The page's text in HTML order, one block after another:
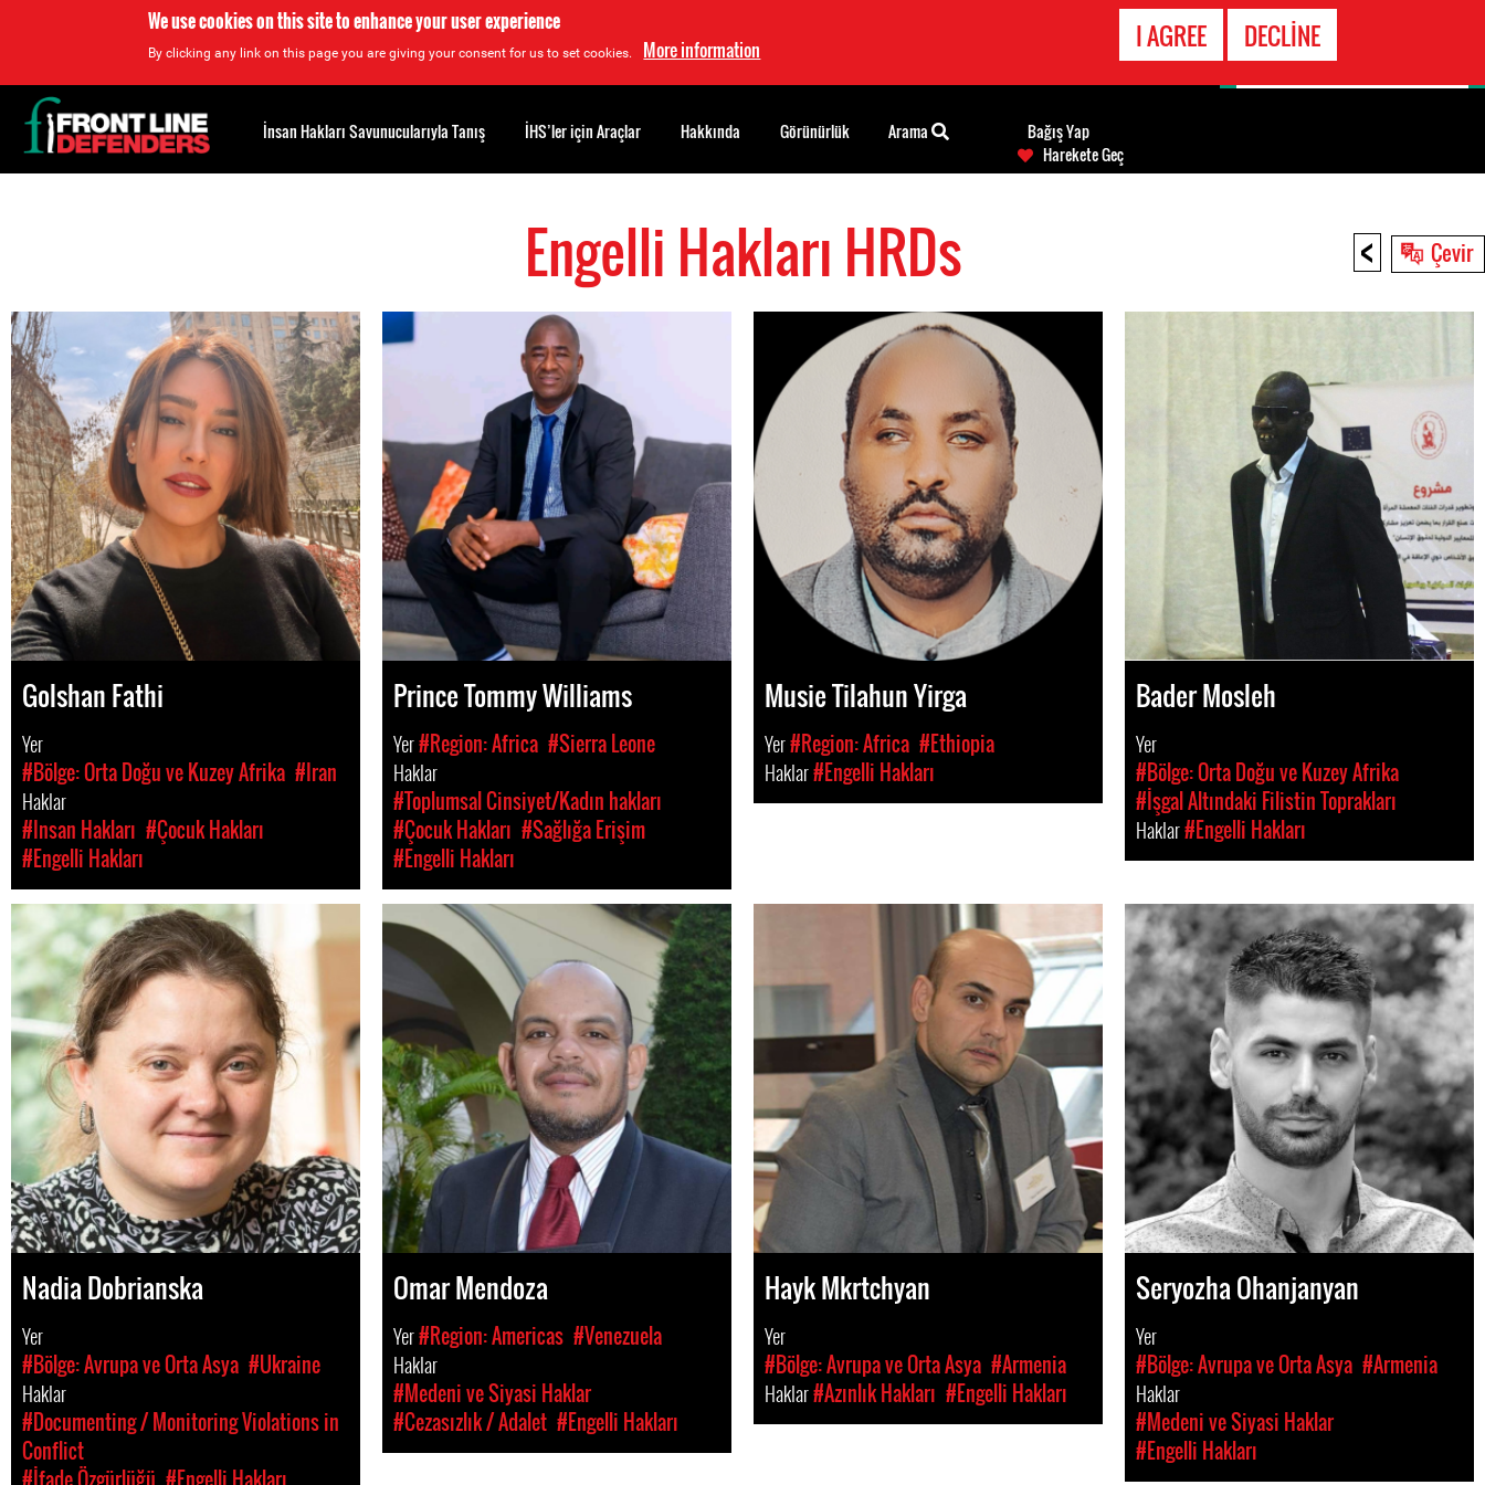
We use cookies on this site to enhance your user experience
By clicking any link on this page you are giving your consent for us to set cookies. More information I AGREE DECLINE
< Çevir
Engelli Hakları HRDs
Golshan Fathi
Yer
#Bölge: Orta Doğu ve Kuzey Afrika #Iran
Haklar
#Insan Hakları #Çocuk Hakları
#Engelli Hakları
Prince Tommy Williams
Yer#Region: Africa #Sierra Leone
Haklar
#Toplumsal Cinsiyet/Kadın hakları
#Çocuk Hakları #Sağlığa Erişim
#Engelli Hakları
Musie Tilahun Yirga
Yer#Region: Africa #Ethiopia
Haklar#Engelli Hakları
Bader Mosleh
Yer
#Bölge: Orta Doğu ve Kuzey Afrika
#İşgal Altındaki Filistin Toprakları
Haklar#Engelli Hakları
Nadia Dobrianska
Yer
#Bölge: Avrupa ve Orta Asya #Ukraine
Haklar
#Documenting / Monitoring Violations in
Conflict
Omar Mendoza
Yer#Region: Americas #Venezuela
Haklar
#Medeni ve Siyasi Haklar
#Cezasızlık / Adalet #Engelli Hakları
Hayk Mkrtchyan
Yer
#Bölge: Avrupa ve Orta Asya #Armenia
Haklar#Azınlık Hakları #Engelli Hakları
Seryozha Ohanjanyan
Yer
#Bölge: Avrupa ve Orta Asya #Armenia
Haklar
#Medeni ve Siyasi Haklar
#Engelli Hakları
Back
to
top
İnsan Hakları Savunucularıyla Tanış İHS’ler için Araçlar Hakkında Görünürlük Arama
Bağış Yap
Harekete Geç
ACIL DURUM
HATTI